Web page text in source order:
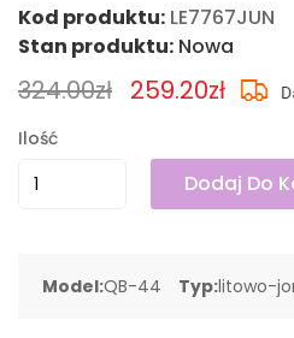
Kod produktu: LE7767JUN
Stan produktu: Nowa
324.00zł 259.20zł
Ilość
Dodaj Do
Model:QB-44 Typ:litowo-